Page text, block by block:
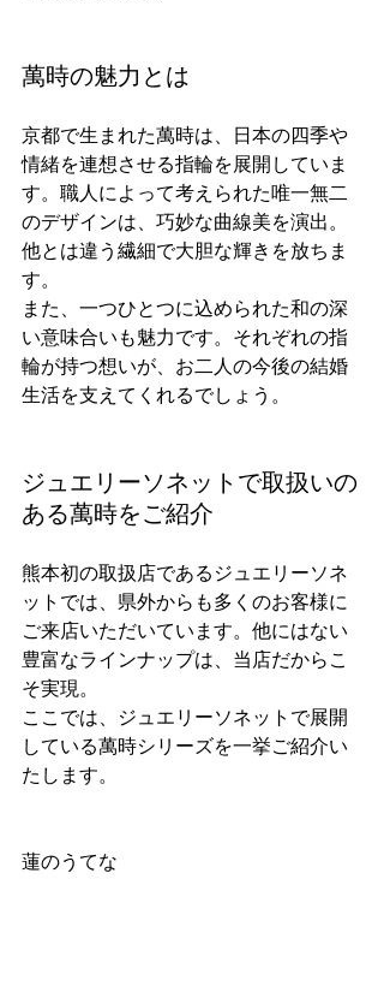
萬時の魅力とは
京都で生まれた萬時は、日本の四季や
情緒を連想させる指輪を展開していま
す。職人によって考えられた唯一無二
のデザインは、巧妙な曲線美を演出。
他とは違う繊細で大胆な輝きを放ちま
す。
また、一つひとつに込められた和の深
い意味合いも魅力です。それぞれの指
輪が持つ想いが、お二人の今後の結婚
生活を支えてくれるでしょう。
ジュエリーソネットで取扱いの
ある萬時をご紹介
熊本初の取扱店であるジュエリーソネ
ットでは、県外からも多くのお客様に
ご来店いただいています。他にはない
豊富なラインナップは、当店だからこ
そ実現。
ここでは、ジュエリーソネットで展開
している萬時シリーズを一挙ご紹介い
たします。
蓮のうてな